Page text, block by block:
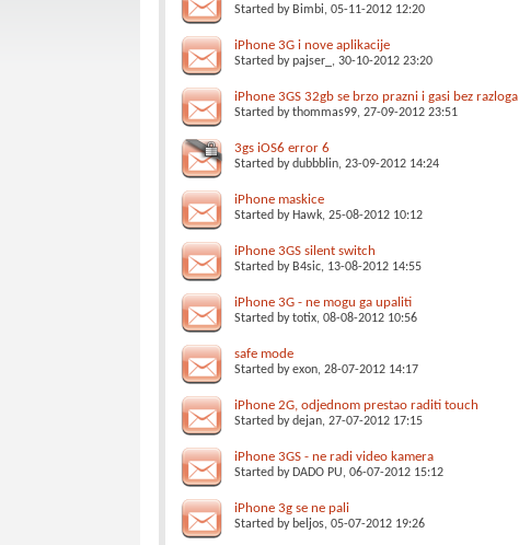
Started by Bimbi, 05-11-2012 12:20
iPhone 3G i nove aplikacije
Started bypajser_ , 30-10-2012 23:20
iPhone 3GS 32gb se brzo prazni i gasi bez razloga
Started bythommas99, 27-09-2012 23:51
3gs iOS6 error 6
Started bydubbblin, 23-09-2012 14:24
iPhone maskice
Started by Hawk, 25-08-2012 10:12
iPhone 3GS silent switch
Started by B4sic, 13-08-2012 14:55
iPhone 3G - ne mogu ga upaliti
Started bytotix, 08-08-2012 10:56
safe mode
Started byexon, 28-07-2012 14:17
iPhone 2G, odjednom prestao raditi touch
Started bydejan, 27-07-2012 17:15
iPhone 3GS - ne radi video kamera
Started by DADO PU, 06-07-2012 15:12
iPhone 3g se ne pali
Started by beljos, 05-07-2012 19:26